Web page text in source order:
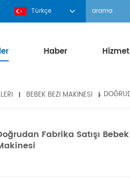
Türkçe
Haber Hizmet
BEBEK BEZI MAKINESI
Fabrika Satışı